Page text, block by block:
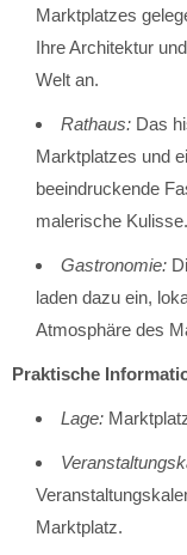
Marktplatzes
Ihre Architektur
Welt an.
Rathaus: Das
Marktplatzes und
beeindruckende
malerische Kulisse.
Gastronomie:
laden dazu ein,
Atmosphäre des
Praktische
Lage:
Marktplatz.